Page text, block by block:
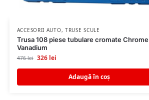
ACCESORII AUTO, TRUSE SCULE
Trusa 108 piese tubulare cromate Chrome
Vanadium
476lei 326 lei
Adaugă în coș